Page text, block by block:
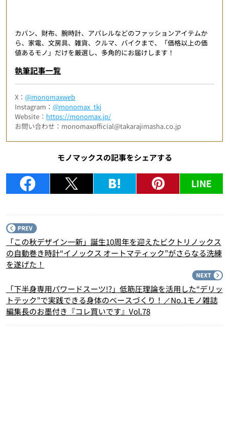
カバン、財布、腕時計、アパレルなどのファッションアイテムか
ら、家電、文房具、雑貨、クルマ、バイクまで、「価格以上の価
値あるモノ」だけを厳選し、多角的にお届けします！
執筆記事一覧
X：@monomaxweb
Instagram：@monomax_tkj
Website： https://monomax.jp/
お問い合わせ：monomaxofficial@takarajimasha.co.jp
モノマックスの記事をシェアする
LINE
「この秋デザイン一新」誕生10周年を迎えたビクトリノックス
の自動巻き時計“イノックス オートマティック”がさらなる洗練
を遂げた！
「下半身専用パワードスーツ!?」低筋圧理論を活用した“デリッ
トテック”で実践できる身体のベースづくり！／No.1モノ雑誌
編集長のお墨付き『コレ買いです』Vol.78